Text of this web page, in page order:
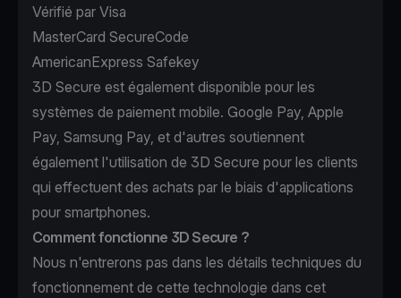
Vérifié par Visa
MasterCard SecureCode
AmericanExpress Safekey
3D Secure est également disponible pour les
systèmes de paiement mobile. Google Pay, Apple
Pay, Samsung Pay, et d'autres soutiennent
également l'utilisation de 3D Secure pour les clients
qui effectuent des achats par le biais d'applications
pour smartphones.
Comment fonctionne 3D Secure ?
Nous n'entrerons pas dans les détails techniques du
fonctionnement de cette technologie dans cet